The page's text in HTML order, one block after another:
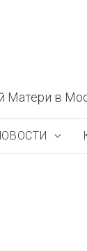
Матери в